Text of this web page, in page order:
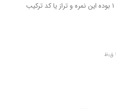
میشه لطفا بگید کد ترکیب ۱ بوده این نمره و تراز یا کد ترکیب